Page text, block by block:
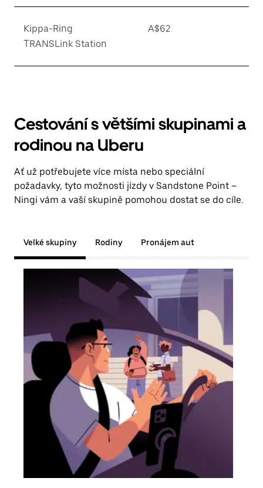
Kippa-Ring
TRANSLink Station
A$62
Cestování s většími skupinami a
rodinou na Uberu
Ať už potřebujete více místa nebo speciální
požadavky, tyto možnosti jízdy v Sandstone Point –
Ningi vám a vaší skupině pomohou dostat se do cíle.
Velké skupiny Rodiny Pronájem aut